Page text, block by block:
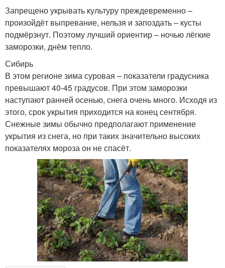
Запрещено укрывать культуру преждевременно –
произойдёт выпревание, нельзя и запоздать – кусты
подмёрзнут. Поэтому лучший ориентир – ночью лёгкие
заморозки, днём тепло.
Сибирь
В этом регионе зима суровая – показатели градусника
превышают 40-45 градусов. При этом заморозки
наступают ранней осенью, снега очень много. Исходя из
этого, срок укрытия приходится на конец сентября.
Снежные зимы обычно предполагают применение
укрытия из снега, но при таких значительно высоких
показателях мороза он не спасёт.